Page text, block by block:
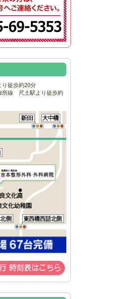
徒歩約20分
所線 尺土駅より徒歩約